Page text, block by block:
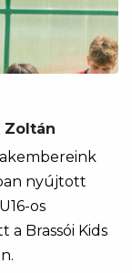
Zoltán
nyújtott
os
Brassói Kids